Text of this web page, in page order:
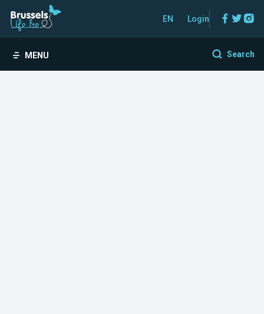
EN Login
MENU Search